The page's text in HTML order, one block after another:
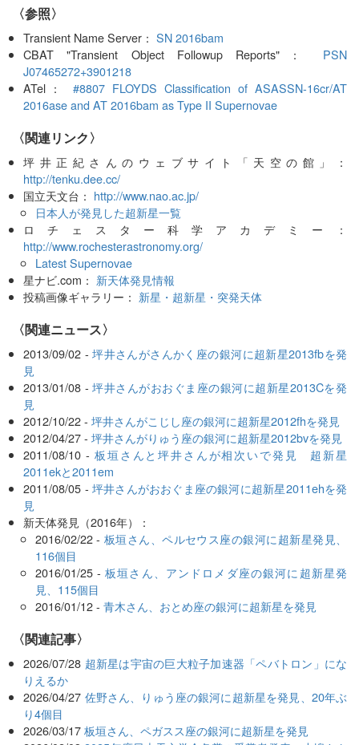
〈参照〉
Transient Name Server：SN 2016bam
CBAT "Transient Object Followup Reports"： PSN
J07465272+3901218
ATel： #8807 FLOYDS Classification of ASASSN-16cr/AT
2016ase and AT 2016bam as Type II Supernovae
〈関連リンク〉
坪井正紀さんのウェブサイト「天空の館」：
http://tenku.dee.cc/
国立天文台： http://www.nao.ac.jp/
日本人が発見した超新星一覧
ロチェスター科学アカデミー：
http://www.rochesterastronomy.org/
Latest Supernovae
星ナビ.com： 新天体発見情報
投稿画像ギャラリー： 新星・超新星・突発天体
〈関連ニュース〉
2013/09/02 -坪井さんがさんかく座の銀河に超新星2013fbを発
見
2013/01/08 -坪井さんがおおぐま座の銀河に超新星2013Cを発
見
2012/10/22 -坪井さんがこじし座の銀河に超新星2012fhを発見
2012/04/27 -坪井さんがりゅう座の銀河に超新星2012bvを発見
2011/08/10 -板垣さんと坪井さんが相次いで発見 超新星
2011ekと2011em
2011/08/05 - 坪井さんがおおぐま座の銀河に超新星2011ehを発
見
新天体発見（2016年）：
2016/02/22 - 板垣さん、ペルセウス座の銀河に超新星発見、
116個目
2016/01/25 -板垣さん、アンドロメダ座の銀河に超新星発
見、115個目
2016/01/12 - 青木さん、おとめ座の銀河に超新星を発見
関連記事
2026/07/28 超新星は宇宙の巨大粒子加速器「ペバトロン」にな
りえるか
2026/04/27 佐野さん、りゅう座の銀河に超新星を発見、20年ぶ
り4個目
2026/03/17 板垣さん、ペガスス座の銀河に超新星を発見